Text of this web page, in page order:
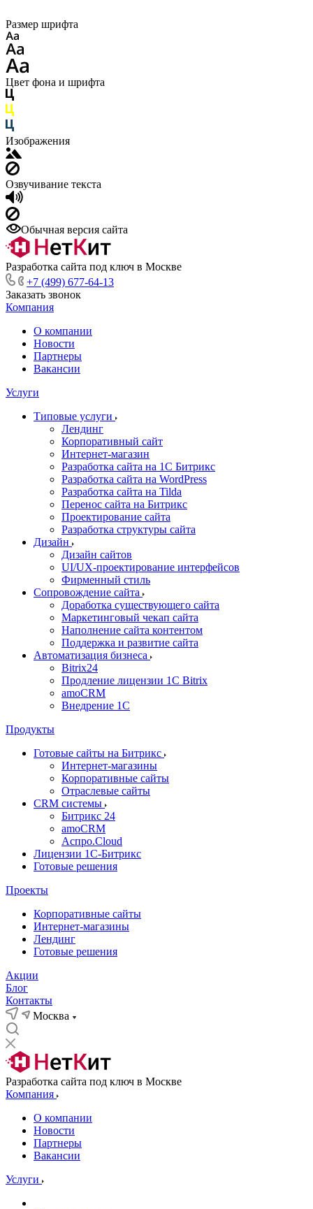
Размер шрифта
Цвет фона и шрифта
Изображения
Озвучивание текста
Обычная версия сайта
Разработка сайта под ключ в Москве
+7 (499) 677-64-13
Заказать звонок
Компания
О компании
Новости
Партнеры
Вакансии
Услуги
Типовые услуги
Лендинг
Корпоративный сайт
Интернет-магазин
Разработка сайта на 1С Битрикс
Разработка сайта на WordPress
Разработка сайта на Tilda
Перенос сайта на Битрикс
Проектирование сайта
Разработка структуры сайта
Дизайн
Дизайн сайтов
UI/UX-проектирование интерфейсов
Фирменный стиль
Сопровождение сайта
Доработка существующего сайта
Маркетинговый чекап сайта
Наполнение сайта контентом
Поддержка и развитие сайта
Автоматизация бизнеса
Bitrix24
Продление лицензии 1C Bitrix
amoCRM
Внедрение 1C
Продукты
Готовые сайты на Битрикс
Интернет-магазины
Корпоративные сайты
Отраслевые сайты
CRM системы
Битрикс 24
amoCRM
Аспро.Cloud
Лицензии 1С-Битрикс
Готовые решения
Проекты
Корпоративные сайты
Интернет-магазины
Лендинг
Готовые решения
Акции
Блог
Контакты
Москва
Разработка сайта под ключ в Москве
Компания
О компании
Новости
Партнеры
Вакансии
Услуги